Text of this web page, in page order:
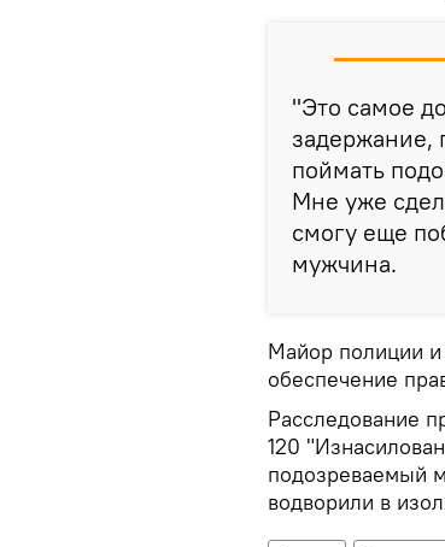
"Это самое
задержание,
поймать
Мне уже
смогу еще
мужчина.
Майор полиции
обеспечение
Расследование
120
подозреваемый
водворили в